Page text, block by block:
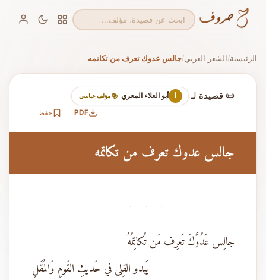
الرئيسية/الشعر العربي/جالس عدوك تعرف من تكاتمه
📜 قصيدة لـ أ أبو العلاء المعري 📚 مؤلف عباسي
PDF حفظ
جالس عدوك تعرف من تكاتمه
· · · · ·
جالِس عَدُوَّكَ تَعرِف مَن تُكاتِمُهُ
يَبدو القِلى في حَديثِ القَومِ وَالمُقَلِ